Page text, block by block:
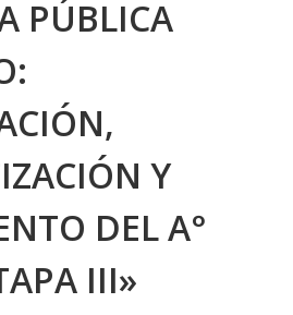
PÚBLICA
Y
DEL A°
III»